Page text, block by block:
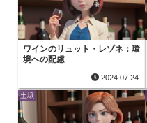
ワインのリュット・レゾネ：環
境への配慮
2024.07.24
土壌